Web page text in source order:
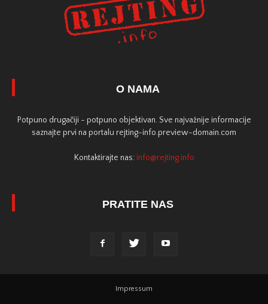
O NAMA
Potpuno drugačiji - potpuno objektivan. Sve najvažnije informacije
saznajte prvi na portalu rejting-info.preview-domain.com
Kontaktirajte nas: info@rejting.info
PRATITE NAS
Impressum